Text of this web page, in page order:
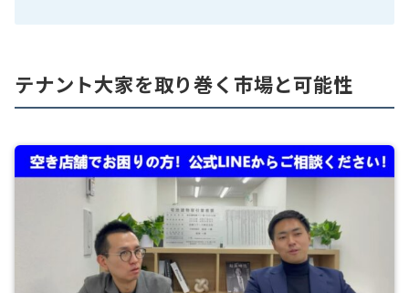
テナント大家を取り巻く市場と可能性